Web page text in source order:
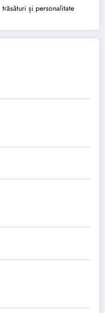
și personalitate